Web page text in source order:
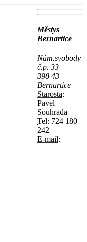
Městys
Bernartice
Nám.svobody
č.p. 33
398 43
Bernartice
Starosta:
Pavel
Souhrada
Tel: 724 180
242
E-mail: